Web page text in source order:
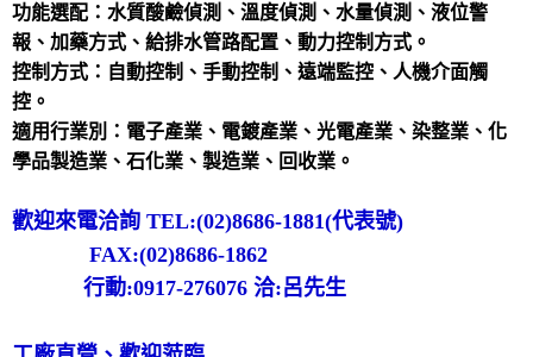
功能選配：水質酸鹼偵測、溫度偵測、水量偵測、液位警
報、加藥方式、給排水管路配置、動力控制方式。
控制方式：自動控制、手動控制、遠端監控、人機介面觸
控。
適用行業別：電子產業、電鍍產業、光電產業、染整業、化
學品製造業、石化業、製造業、回收業。
歡迎來電洽詢 TEL:(02)8686-1881(代表號)
FAX:(02)8686-1862
行動:0917-276076 洽:呂先生